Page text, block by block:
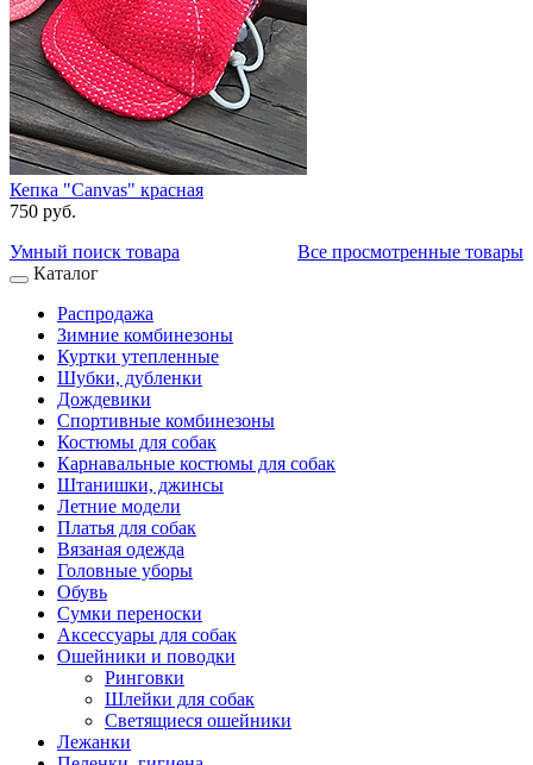
Кепка "Canvas" красная
750 руб.
Все просмотренные товары
Умный поиск товара
Каталог
Распродажа
Зимние комбинезоны
Куртки утепленные
Шубки, дубленки
Дождевики
Спортивные комбинезоны
Костюмы для собак
Карнавальные костюмы для собак
Штанишки, джинсы
Летние модели
Платья для собак
Вязаная одежда
Головные уборы
Обувь
Сумки переноски
Аксессуары для собак
Ошейники и поводки
Ринговки
Шлейки для собак
Светящиеся ошейники
Лежанки